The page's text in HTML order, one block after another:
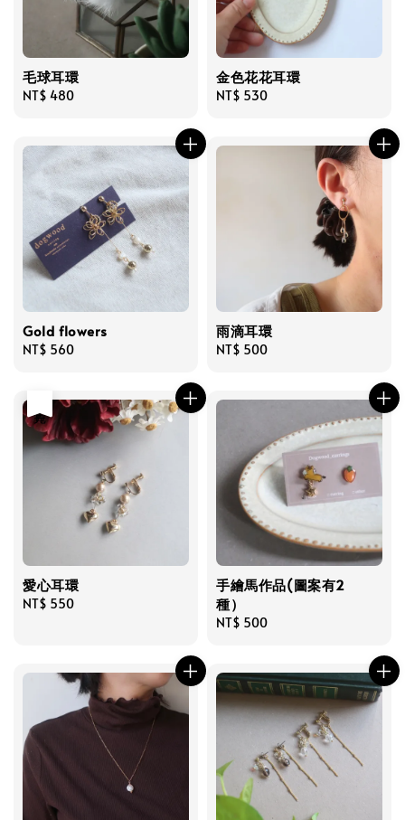
毛球耳環
Regular
NT$ 480
金色花花耳環
Regular
NT$ 530
Gold flowers
Regular
NT$ 560
雨滴耳環
Regular
NT$ 500
愛心耳環
Regular
NT$ 550
手繪馬作品(圖案有2
種）
Regular
NT$ 500